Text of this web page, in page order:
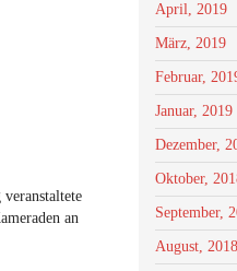
an
April, 2019
März, 2019
Februar,
Januar, 2019
Dezember,
Oktober,
September,
August, 2018